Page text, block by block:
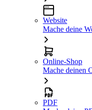
Website
Mache deine
Online-Shop
Mache deinen
PDF